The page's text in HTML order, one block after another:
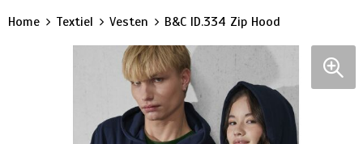
Home Textiel Vesten B&C ID.334 Zip Hood